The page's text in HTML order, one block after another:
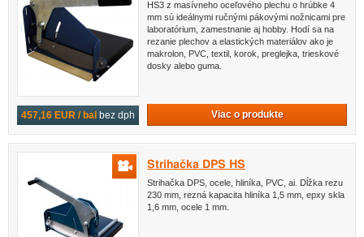
457,16 EUR / bal bez dph
HS3 z masívneho oceľového plechu o hrúbke 4
mm sú ideálnymi ručnými pákovými nožnicami pre
laboratórium, zamestnanie aj hobby. Hodí sa na
rezanie plechov a elastických materiálov ako je
makrolon, PVC, textil, korok, preglejka, trieskové
dosky alebo guma.
Viac o produkte
Strihačka DPS HS
Strihačka DPS, ocele, hliníka, PVC, ai. Dĺžka rezu
230 mm, rezná kapacita hliníka 1,5 mm, epxy skla
1,6 mm, ocele 1 mm.